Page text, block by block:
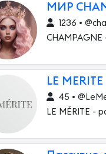
МИР
1236 •
CHAMPAGNE
LE
45 •
LE MÉRITE -